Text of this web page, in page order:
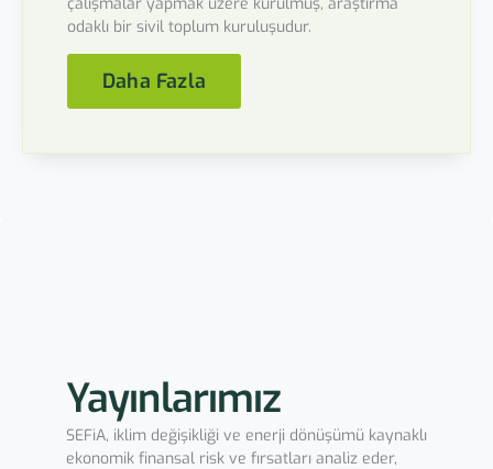
odaklı bir sivil toplum kuruluşudur.
Daha Fazla
Yayınlarımız
SEFiA, iklim değişikliği ve enerji dönüşümü kaynaklı
ekonomik finansal risk ve fırsatları analiz eder,